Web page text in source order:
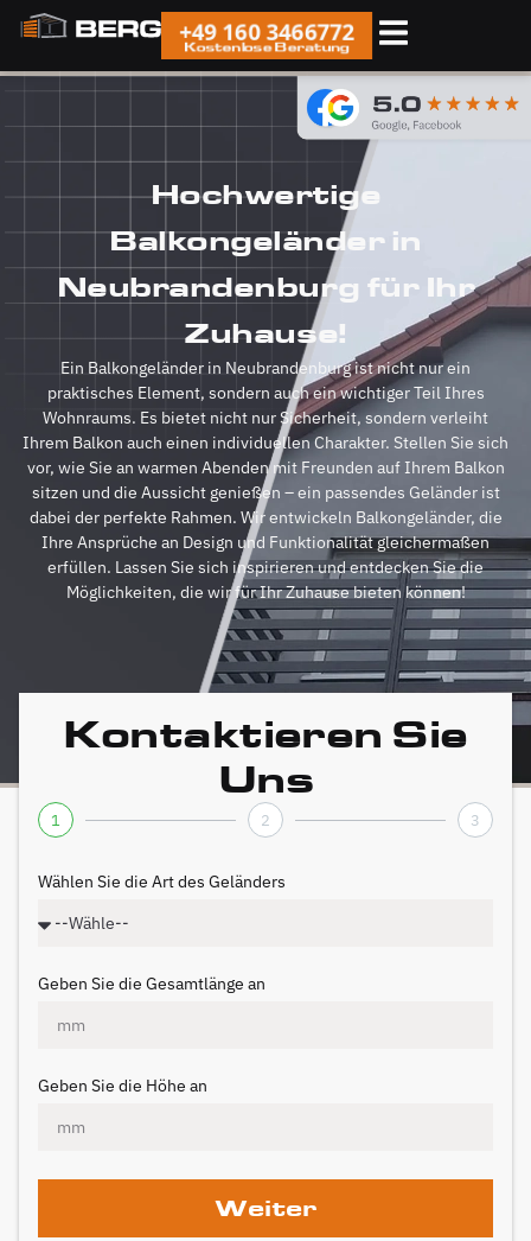
+49 160 3466772
Kostenlose Beratung
Hochwertige
Balkongeländer in
Neubrandenburg für Ihr
Zuhause!
Ein Balkongeländer in Neubrandenburg ist nicht nur ein
praktisches Element, sondern auch ein wichtiger Teil Ihres
Wohnraums. Es bietet nicht nur Sicherheit, sondern verleiht
Ihrem Balkon auch einen individuellen Charakter. Stellen Sie sich
vor, wie Sie an warmen Abenden mit Freunden auf Ihrem Balkon
sitzen und die Aussicht genießen – ein passendes Geländer ist
dabei der perfekte Rahmen. Wir entwickeln Balkongeländer, die
Ihre Ansprüche an Design und Funktionalität gleichermaßen
erfüllen. Lassen Sie sich inspirieren und entdecken Sie die
Möglichkeiten, die wir für Ihr Zuhause bieten können!
Kontaktieren Sie
Uns
1 2 3
Wählen Sie die Art des Geländers
Geben Sie die Gesamtlänge an
Geben Sie die Höhe an
Weiter